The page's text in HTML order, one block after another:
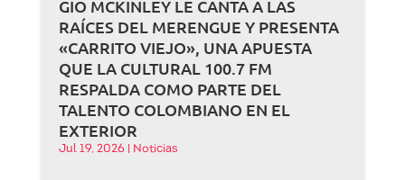
GIO MCKINLEY LE CANTA A LAS
RAÍCES DEL MERENGUE Y PRESENTA
«CARRITO VIEJO», UNA APUESTA
QUE LA CULTURAL 100.7 FM
RESPALDA COMO PARTE DEL
TALENTO COLOMBIANO EN EL
EXTERIOR
Jul 19, 2026 Noticias